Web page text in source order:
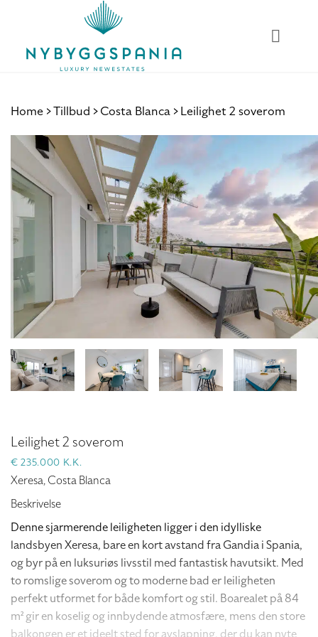
Home Tillbud Costa Blanca Leilighet 2 soverom
Leilighet 2 soverom
€ 235.000 K.K.
Xeresa, Costa Blanca
Beskrivelse
Denne sjarmerende leiligheten ligger i den idylliske
landsbyen Xeresa, bare en kort avstand fra Gandia i Spania,
og byr på en luksuriøs livsstil med fantastisk havutsikt. Med
to romslige soverom og to moderne bad er leiligheten
perfekt utformet for både komfort og stil. Boarealet på 84
m² gir en koselig og innbydende atmosfære, mens den store